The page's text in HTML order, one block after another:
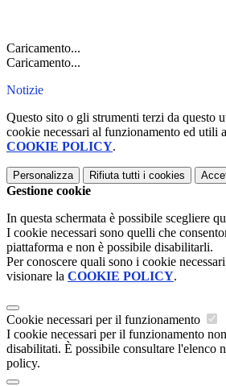
Caricamento...
Caricamento...
Notizie
Questo sito o gli strumenti terzi da questo
cookie necessari al funzionamento ed utili
COOKIE POLICY.
Personalizza Rifiuta tutti i cookies
Gestione cookie
In questa schermata è possibile scegliere
I cookie necessari sono quelli che
piattaforma e non è possibile disabilitarli.
Per conoscere quali sono i cookie
visionare la COOKIE POLICY.
Cookie necessari per il funzionamento
I cookie necessari per il funzionamento
disabilitati. È possibile consultare l'elenco
policy.